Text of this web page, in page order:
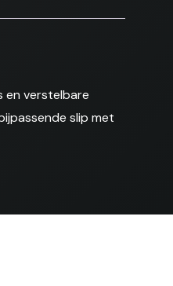
en verstelbare
slip met